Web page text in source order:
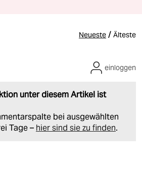
Neueste / Älteste
unter diesem Artikel ist
bei ausgewählten
Tage – hier sind sie zu finden.
einloggen